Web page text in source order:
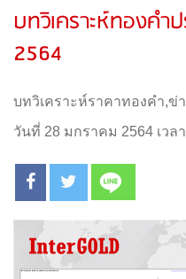
บทวิเคราะห์ทองคำ
2564
บทวิเคราะห์ราคาทองคำ,ข่
วันที่ 28 มกราคม 2564 เวล